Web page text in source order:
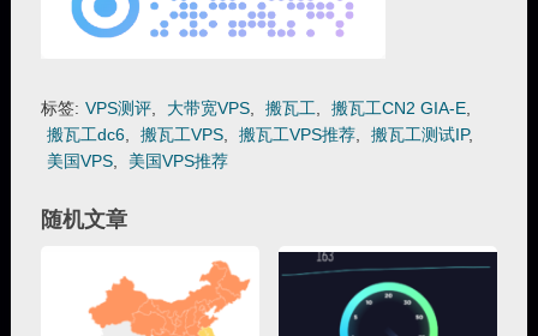
标签: VPS测评, 大带宽VPS, 搬瓦工, 搬瓦工CN2 GIA-E,
搬瓦工dc6, 搬瓦工VPS, 搬瓦工VPS推荐, 搬瓦工测试IP,
美国VPS, 美国VPS推荐
随机文章